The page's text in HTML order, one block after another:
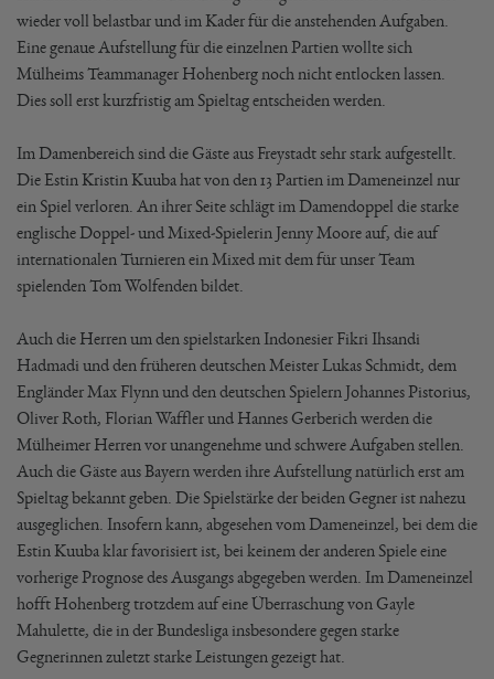
wieder voll belastbar und im Kader für die anstehenden Aufgaben.
Eine genaue Aufstellung für die einzelnen Partien wollte sich
Mülheims Teammanager Hohenberg noch nicht entlocken lassen.
Dies soll erst kurzfristig am Spieltag entscheiden werden.
Im Damenbereich sind die Gäste aus Freystadt sehr stark aufgestellt.
Die Estin Kristin Kuuba hat von den 13 Partien im Dameneinzel nur
ein Spiel verloren. An ihrer Seite schlägt im Damendoppel die starke
englische Doppel- und Mixed-Spielerin Jenny Moore auf, die auf
internationalen Turnieren ein Mixed mit dem für unser Team
spielenden Tom Wolfenden bildet.
Auch die Herren um den spielstarken Indonesier Fikri Ihsandi
Hadmadi und den früheren deutschen Meister Lukas Schmidt, dem
Engländer Max Flynn und den deutschen Spielern Johannes Pistorius,
Oliver Roth, Florian Waffler und Hannes Gerberich werden die
Mülheimer Herren vor unangenehme und schwere Aufgaben stellen.
Auch die Gäste aus Bayern werden ihre Aufstellung natürlich erst am
Spieltag bekannt geben. Die Spielstärke der beiden Gegner ist nahezu
ausgeglichen. Insofern kann, abgesehen vom Dameneinzel, bei dem die
Estin Kuuba klar favorisiert ist, bei keinem der anderen Spiele eine
vorherige Prognose des Ausgangs abgegeben werden. Im Dameneinzel
hofft Hohenberg trotzdem auf eine Überraschung von Gayle
Mahulette, die in der Bundesliga insbesondere gegen starke
Gegnerinnen zuletzt starke Leistungen gezeigt hat.